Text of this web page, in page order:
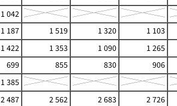
1 042
1 187 1 519 1 320 1 103
1 422 1 353 1 090 1 265
699 855 830 906
1 385
2 487 2 562 2 683 2 726